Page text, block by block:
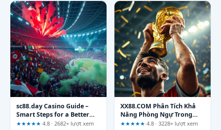
sc88.day Casino Guide –
Smart Steps for a Better
Gaming Experience
★★★★★ 4.8 · 2682+ lượt xem
XX88.COM Phân Tích Khả
Năng Phòng Ngự Trong
Chung Kết World Cup 2026:
★★★★★ 4.8 · 3228+ lượt xem